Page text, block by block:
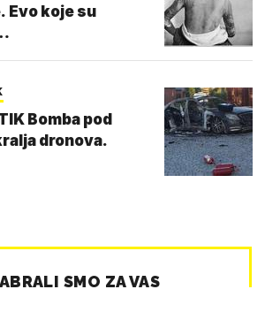
Evo koje su
Bomba pod
dronova.